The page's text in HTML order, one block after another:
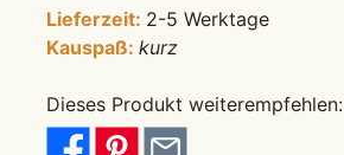
Lieferzeit: 2-5 Werktage
Kauspaß:kurz
Dieses Produkt weiterempfehlen: